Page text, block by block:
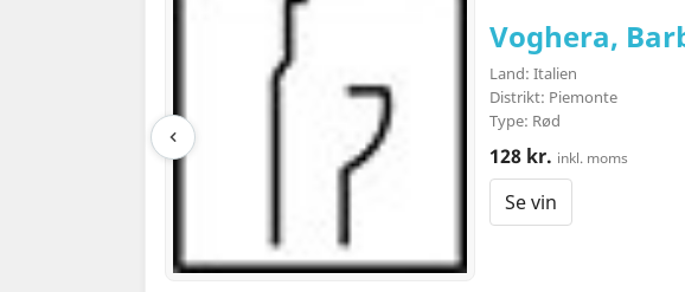
Voghera,
Land: Italien
Distrikt: Piemonte
Type: Rød
128 kr. inkl. moms
Se vin